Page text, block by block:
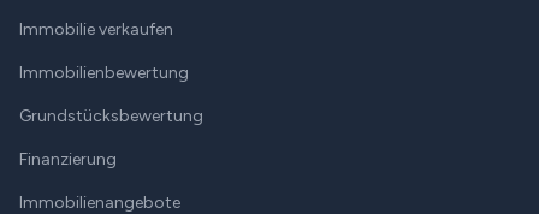
Immobilie verkaufen
Immobilienbewertung
Grundstücksbewertung
Finanzierung
Immobilienangebote